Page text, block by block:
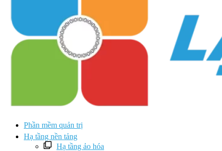
Phần mềm quản trị
Hạ tầng nền tảng
Hạ tầng ảo hóa